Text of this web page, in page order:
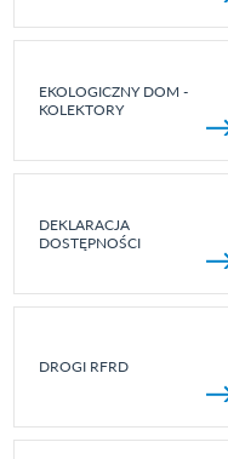
EKOLOGICZNY DOM -
KOLEKTORY
DEKLARACJA
DOSTĘPNOŚCI
DROGI RFRD